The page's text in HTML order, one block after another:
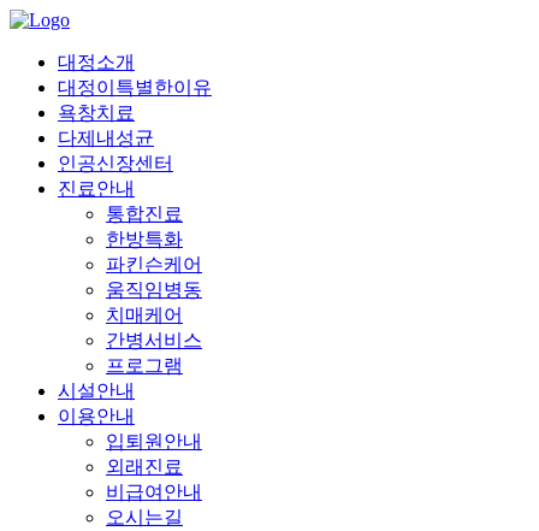
대정소개
대정이특별한이유
욕창치료
다제내성균
인공신장센터
진료안내
통합진료
한방특화
파킨슨케어
움직임병동
치매케어
간병서비스
프로그램
시설안내
이용안내
입퇴원안내
외래진료
비급여안내
오시는길